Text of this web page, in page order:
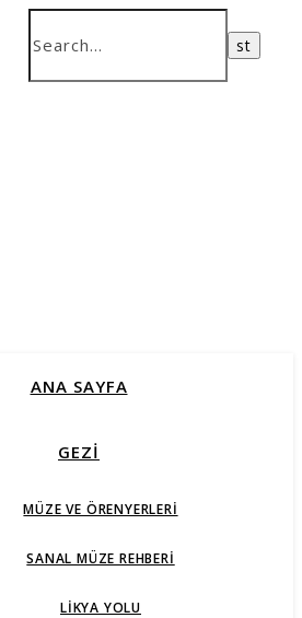
ANA SAYFA
GEZİ
MÜZE VE ÖRENYERLERI
SANAL MÜZE REHBERI
LIKYA YOLU